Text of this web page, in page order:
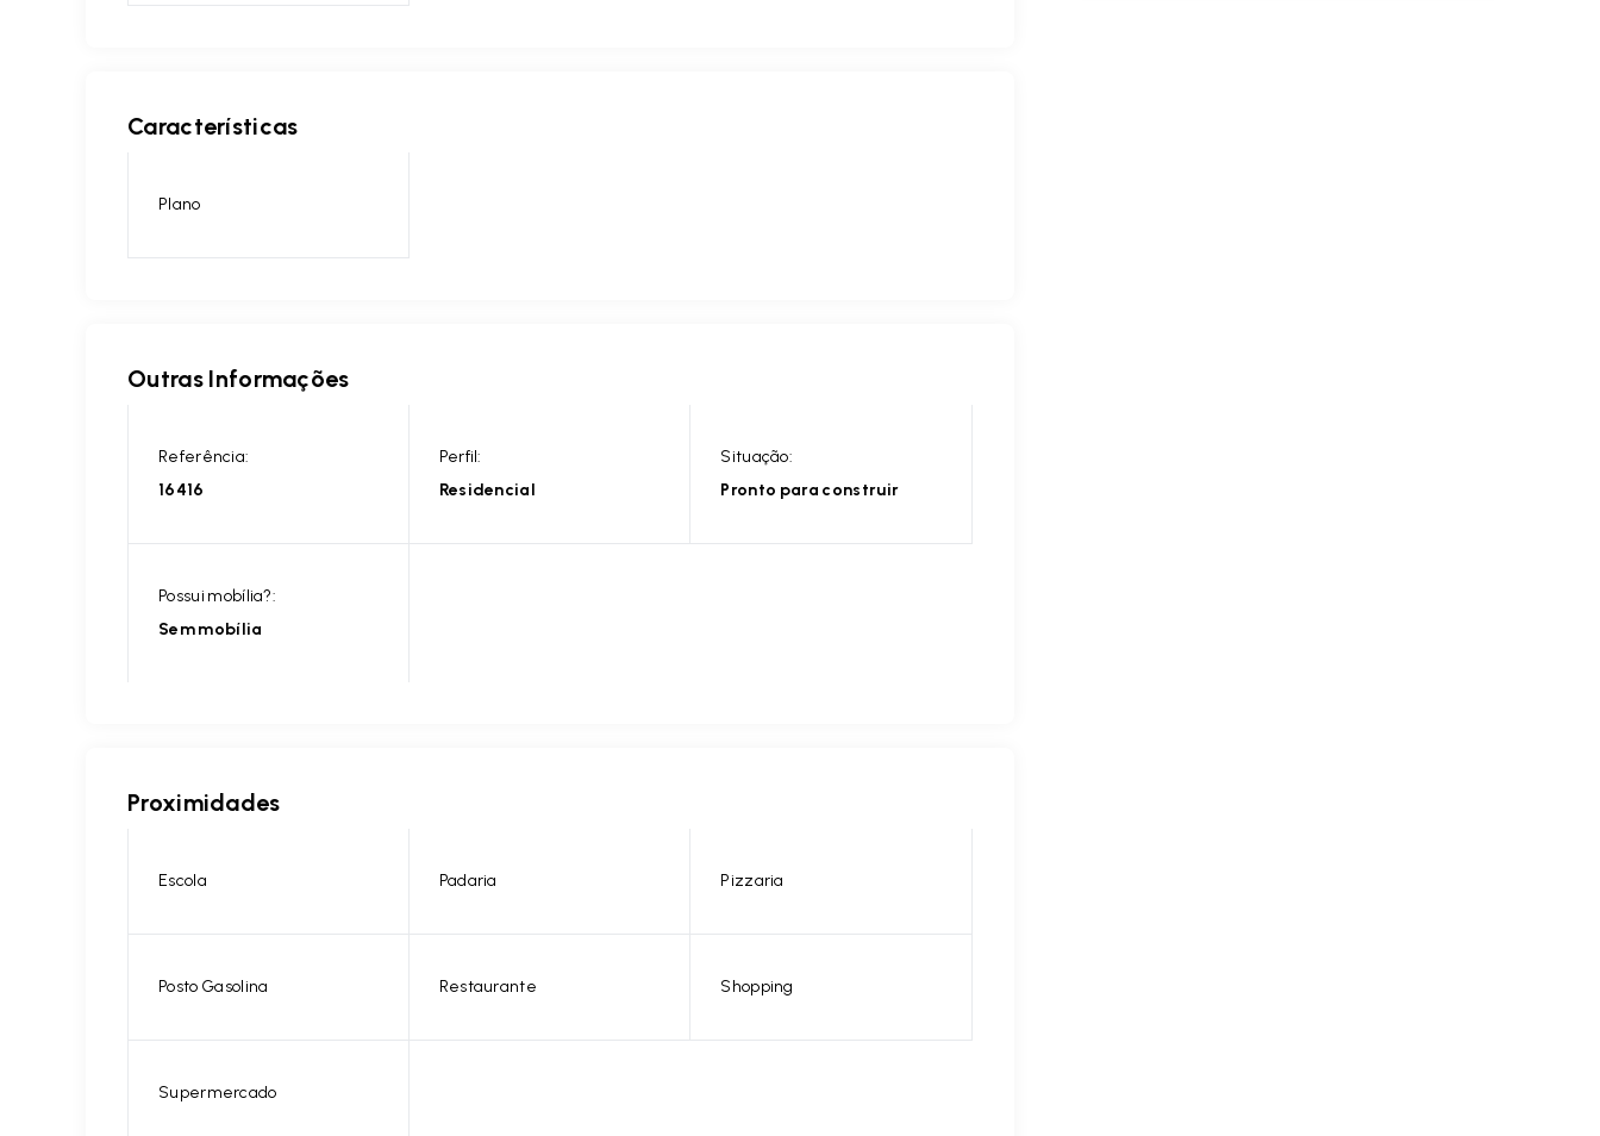
Características
Plano
Outras Informações
Referência:
16416
Perfil:
Residencial
Situação:
Pronto para construir
Possui mobília?:
Sem mobília
Proximidades
Escola Padaria Pizzaria
Posto Gasolina Restaurante Shopping
Supermercado